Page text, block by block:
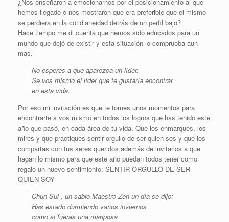
hemos llegado o nos mostraron que era preferible que el mismo
se perdiera en la cotidianeidad detrás de un perfil bajo?
Hace tiempo me di cuenta que hemos sido educados para un
mundo que dejó de existir y esta situación lo comprueba aun
mas.
No esperes a que aparezca un líder.
Se vos mismo el líder que te gustaría encontrar,
en esta vida.
Por eso mi invitación es que te tomes unos momentos para
encontrarte a vos mismo en todos los logros que has tenido este
año que pasó, en cada área de tu vida. Que los enmarques, los
mires y que practiques sentir orgullo de ser quien sos y que los
compartas con tus seres queridos además de invitarlos a que
hagan lo mismo para que este año puedan todos tener como
regalo un nuevo sentimiento: SENTIR ORGULLO DE SER
QUIEN SOY
Chun Sui , un sabio Maestro Zen un día se dijo:
Has estado durmiendo varios inviernos
como si fueras una mariposa